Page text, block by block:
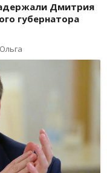
Дмитрия
губернатора